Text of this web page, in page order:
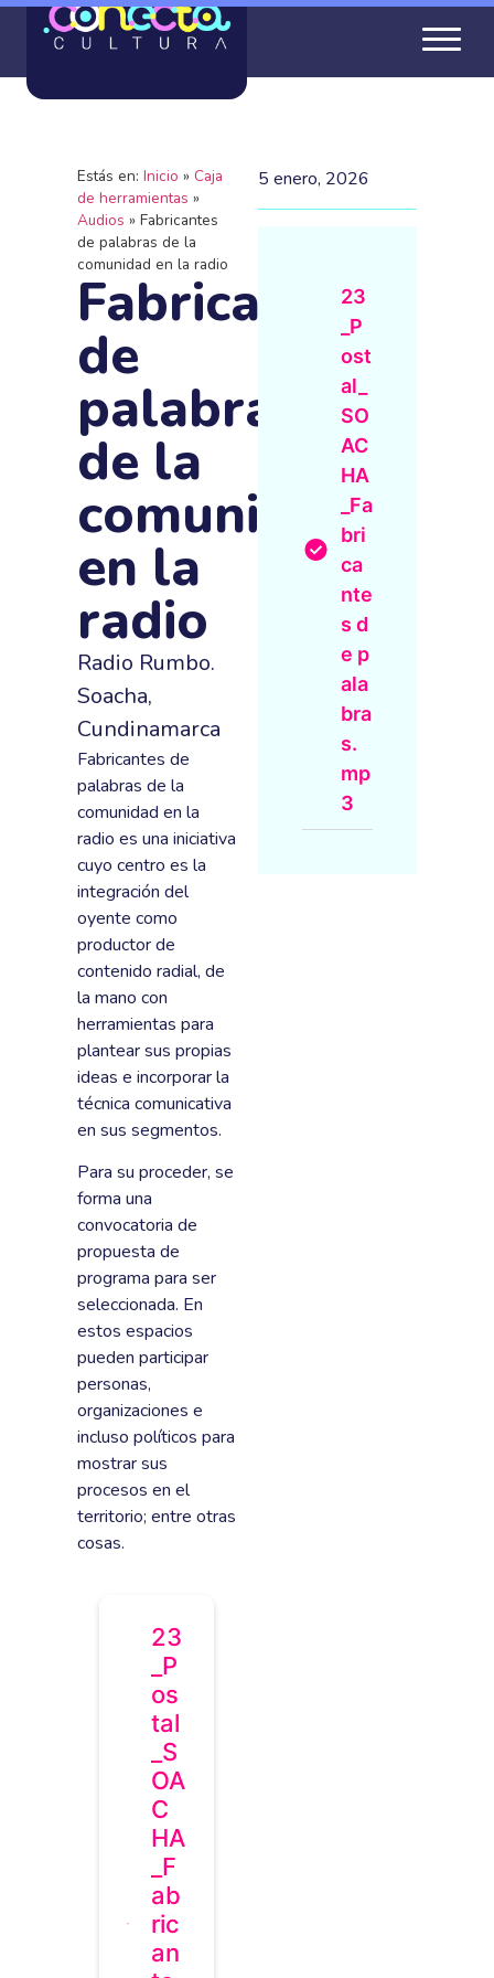
Estás en: Inicio » Caja
de herramientas »
Audios » Fabricantes
de palabras de la
comunidad en la radio
Fabricantes
de
palabras
de la
comunidad
en la
radio
Radio Rumbo.
Soacha,
Cundinamarca
Fabricantes de
palabras de la
comunidad en la
radio es una iniciativa
cuyo centro es la
integración del
oyente como
productor de
contenido radial, de
la mano con
herramientas para
plantear sus propias
ideas e incorporar la
técnica comunicativa
en sus segmentos.
Para su proceder, se
forma una
convocatoria de
propuesta de
programa para ser
seleccionada. En
estos espacios
pueden participar
personas,
organizaciones e
incluso políticos para
mostrar sus
procesos en el
territorio; entre otras
cosas.
23
_P
os
tal
_S
OA
C
HA
_F
ab
ric
an
5 enero, 2026
23
_P
ost
al_
SO
AC
HA
_Fa
bri
ca
nte
s d
e p
ala
bra
s.
mp
3